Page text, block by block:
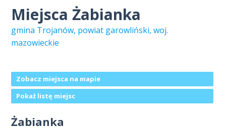
Miejsca Żabianka
gmina Trojanów, powiat garowliński, woj.
mazowieckie
Zobacz miejsca na mapie
Pokaż listę miejsc
Żabianka